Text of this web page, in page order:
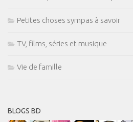
Petites choses sympas à savoir
TV, films, séries et musique
Vie de famille
BLOGS BD